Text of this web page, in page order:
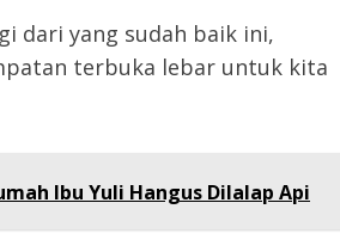
dari yang sudah baik ini,
terbuka lebar untuk kita
Ibu Yuli Hangus Dilalap Api